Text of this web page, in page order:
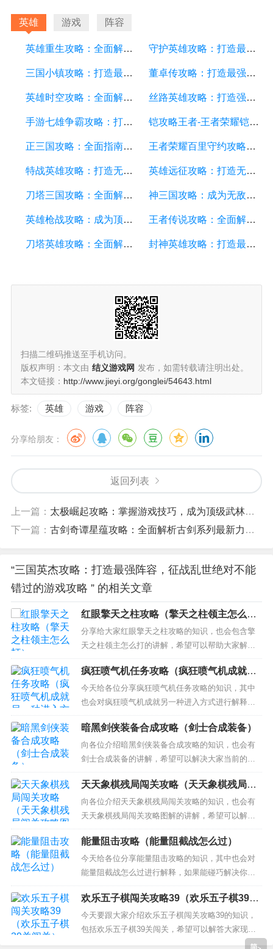
英雄 游戏 阵容
英雄重生攻略：全面解析游戏中的技巧和策略 守护英雄攻略：打造最强英雄阵容，征战战场的必备指南
三国小镇攻略：打造最强小镇，征战三国！ 董卓传攻略：打造最强势力，征战乱世！
英雄时空攻略：全面解析游戏中的策略和技巧 丝路英雄攻略：打造强大的战队，征服丝路大陆
手游七雄争霸攻略：打造最强阵容、战胜敌人的秘诀大揭秘！ 铠攻略王者-王者荣耀铠英雄全面解析及游戏攻略
正三国攻略：全面指南、战略技巧、装备强化和英雄培养 王者荣耀百里守约攻略：打造强力射手的技巧与策略
特战英雄攻略：打造无敌团队，征服战场的秘诀 英雄远征攻略：打造无敌阵容，征服战场的终极指南
刀塔三国攻略：全面解析游戏技巧、英雄搭配和战略策略 神三国攻略：成为无敌的战略家，征服三国乱世
英雄枪战攻略：成为顶级英雄的关键技巧和战术策略 王者传说攻略：全面解析游戏技巧、英雄选择与战术策略
刀塔英雄攻略：全面解析游戏技巧、英雄策略和装备选择 封神英雄攻略：打造最强英雄阵容及游戏技巧分享
扫描二维码推送至手机访问。
版权声明：本文由 结义游戏网 发布，如需转载请注明出处。
本文链接： http://www.jieyi.org/gonglei/54643.html
标签: 英雄 游戏 阵容
分享给朋友：
返回列表
上一篇： 太极崛起攻略：掌握游戏技巧，成为顶级武林高手
下一篇： 古剑奇谭星蕴攻略：全面解析古剑系列最新力作的游戏玩法和剧情
“三国英杰攻略：打造最强阵容，征战乱世绝对不能
错过的游戏攻略 ” 的相关文章
红眼擎天之柱攻略（擎天之柱领主怎么
打）
分享给大家红眼擎天之柱攻略的知识，也会包含擎
天之柱领主怎么打的讲解，希望可以帮助大家解决
现在的问题！ 本文目录一览： 1、暴走擎天之柱怎
么打 2、dnf擎天之柱详细攻略 3、dnf擎天之柱怎么
打 dnf擎天之柱打法攻略 4、DNF擎天之柱副本怎么
打 5、擎天之柱第一个门怎么打 6...
疯狂喷气机任务攻略（疯狂喷气机成就另
一种进入方式）
今天给各位分享疯狂喷气机任务攻略的知识，其中
也会对疯狂喷气机成就另一种进入方式进行解释，
如果能碰巧解决你现在面临的问题，别忘了关注本
站，现在开始吧！ 本文目录一览： 1、疯狂喷气机
任务攻略 2、疯狂喷气机道具图片翻译 3、《疯狂喷
气机》Jetpack Joyride攻略之驾驶器篇 疯狂喷气...
暗黑剑侠装备合成攻略（剑士合成装备）
向各位介绍暗黑剑侠装备合成攻略的知识，也会有
剑士合成装备的讲解，希望可以解决大家当前的困
惑！ 本文目录一览： 1、怎么合成装备？介绍一
下，完全不懂 2、求暗黑2的合成攻略 3、暗黑装备
合成问题 4、暗黑3天神传装备合成攻略心得 5、暗
黑剑侠如何升级人物 怎么合成装备？介绍一下，完
全...
天天象棋残局闯关攻略（天天象棋残局闯
关攻略图解）
向各位介绍天天象棋残局闯关攻略的知识，也会有
天天象棋残局闯关攻略图解的讲解，希望可以解决
大家当前的困惑！ 本文目录一览： 1、天天象棋残
局挑战第61期怎么过 2、天天象棋闯关攻略楚汉争
霸1到30 3、天天象棋65关怎么过图解法 4、请问天
天象棋143关怎么过 5、天天象棋243期残局...
能量阻击攻略（能量阻截战怎么过）
今天给各位分享能量阻击攻略的知识，其中也会对
能量阻截战怎么过进行解释，如果能碰巧解决你现
在面临的问题，别忘了关注本站，现在开始吧！ 本
文目录一览： 1、dnf20人能量阻截战攻略boss怎么
打 2、dnf能量阻截战怎么打 dnf能量阻截战打法详
解 3、dnf安图恩能量阻截战攻略1234图怎么...
欢乐五子棋闯关攻略39（欢乐五子棋39关
闯关）
今天要跟大家介绍欢乐五子棋闯关攻略39的知识，
包括欢乐五子棋39关闯关，希望可以解答大家现在
的问题！本文目录一览： 1、欢乐五子棋闯关47攻